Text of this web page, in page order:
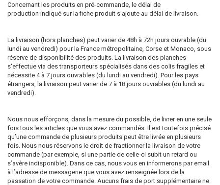
Concernant les produits en pré-commande, le délai de
production indiqué sur la fiche produit s'ajoute au délai de livraison.
La livraison (hors planches) peut varier de 48h à 72h jours ouvrable (du
lundi au vendredi) pour la France métropolitaine, Corse et Monaco, sous
réserve de disponibilité des produits. La livraison des planches
s'effectue via des transporteurs spécialisés dans des colis fragiles et
nécessite 4 à 7 jours ouvrables (du lundi au vendredi). Pour les pays
étrangers, la livraison peut varier de 7 à 18 jours ouvrables (du lundi au
vendredi).
Nous nous efforçons, dans la mesure du possible, de livrer en une seule
fois tous les articles que vous avez commandés. Il est toutefois précisé
qu’une commande de plusieurs produits peut être livrée en plusieurs
fois. Nous nous réservons le droit de fractionner la livraison de votre
commande (par exemple, si une partie de celle-ci subit un retard ou
s’avère indisponible). Dans ce cas, nous vous en informerons par email
à l’adresse de messagerie que vous avez renseignée lors de la
passation de votre commande. Aucuns frais de port supplémentaire ne